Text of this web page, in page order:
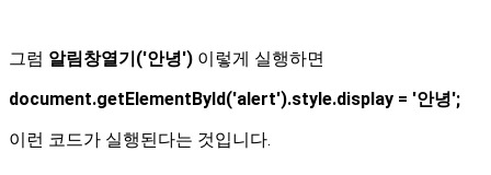
그럼 알림창열기('안녕') 이렇게 실행하면
document.getElementById('alert').style.display = '안녕';
이런 코드가 실행된다는 것입니다.